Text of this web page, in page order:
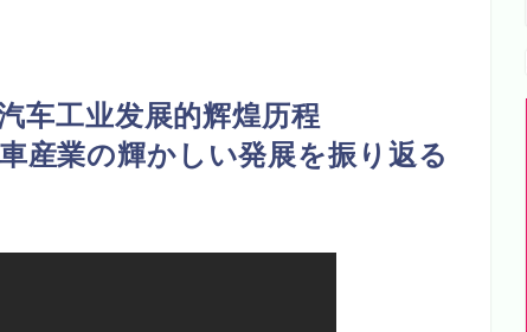
车工业发展的辉煌历程
産業の輝かしい発展を振り返る